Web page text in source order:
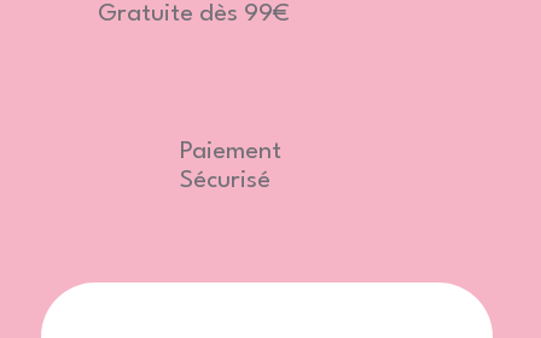
Gratuite dès 99€
Paiement
Sécurisé